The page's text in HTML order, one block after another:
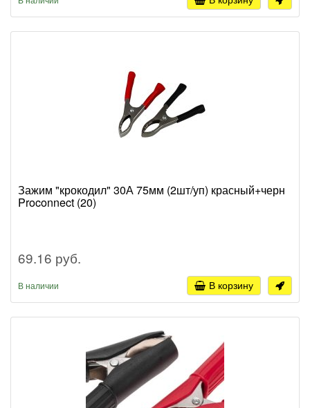
Зажим "крокодил" 30А 75мм (2шт/уп) красный+черн
Proconnect (20)
69.16 руб.
В наличии В корзину